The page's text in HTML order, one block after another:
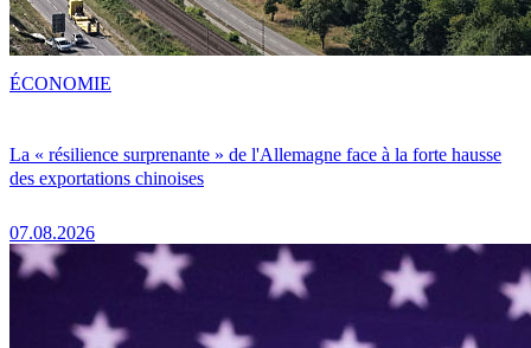
La « résilience surprenante » de l'Allemagne face à la forte hausse
des exportations chinoises
07.08.2026
ÉCONOMIE